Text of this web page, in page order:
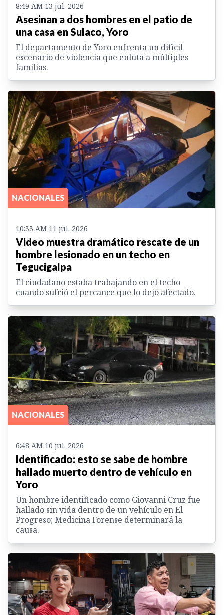
8:49 AM 13 jul. 2026
Asesinan a dos hombres en el patio de
una casa en Sulaco, Yoro
El departamento de Yoro enfrenta un difícil
escenario de violencia que enluta a múltiples
familias.
NACIONALES
10:33 AM 11 jul. 2026
Video muestra dramático rescate de un
hombre lesionado en un techo en
Tegucigalpa
El ciudadano estaba trabajando en el techo
cuando sufrió el percance que lo dejó afectado.
NACIONALES
6:48 AM 10 jul. 2026
Identificado: esto se sabe de hombre
hallado muerto dentro de vehículo en
Yoro
Un hombre identificado como Giovanni Cruz fue
hallado sin vida dentro de un vehículo en El
Progreso; Medicina Forense determinará la
causa.